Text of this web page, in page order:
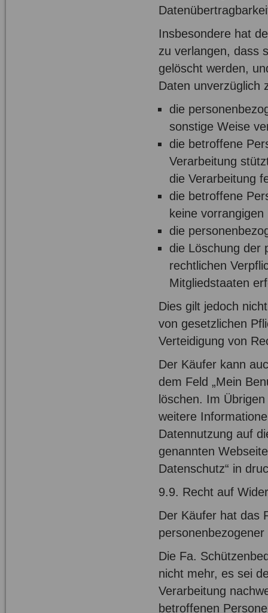
Insbesondere hat
zu verlangen, dass
gelöscht werden,
Daten unverzüglich
die
sonstige Weise
die betroffene
Verarbeitung
die Verarbeitung
die betroffene
keine
die
die Löschung der
rechtlichen
Mitgliedstaaten
Dies gilt jedoch
von gesetzlichen
Verteidigung von
Der Käufer kann
dem Feld „Mein
löschen. Im
weitere
Datennutzung auf
genannten
Datenschutz“ in
9.9. Recht auf
Der Käufer hat das
Die Fa.
nicht mehr, es sei
Verarbeitung
betroffenen